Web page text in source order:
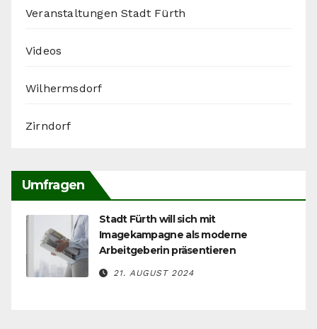
Veranstaltungen Stadt Fürth
Videos
Wilhermsdorf
Zirndorf
Umfragen
Stadt Fürth will sich mit
Imagekampagne als moderne
Arbeitgeberin präsentieren
21. AUGUST 2024